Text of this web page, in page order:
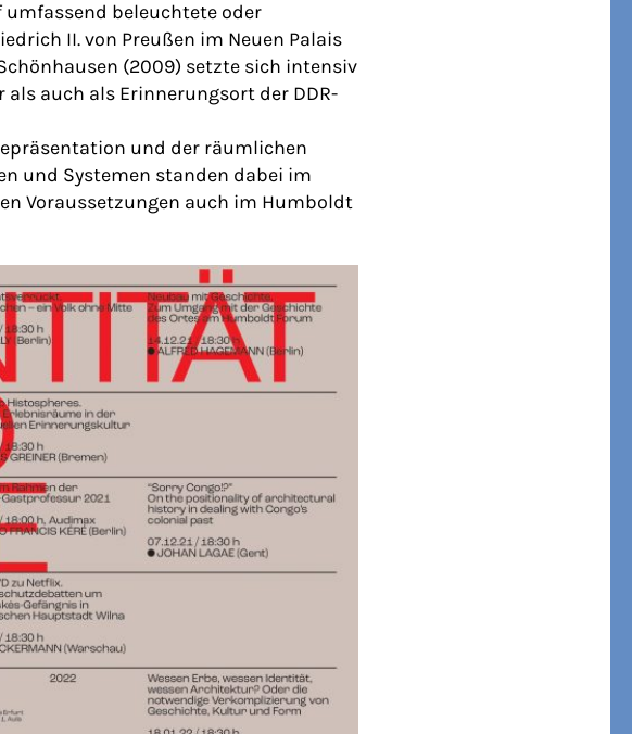
beleuchtete oder
II. von Preußen im Neuen Palais
(2009) setzte sich intensiv
auch als Erinnerungsort der DDR-
und der räumlichen
und Systemen standen dabei im
Voraussetzungen auch im Humboldt